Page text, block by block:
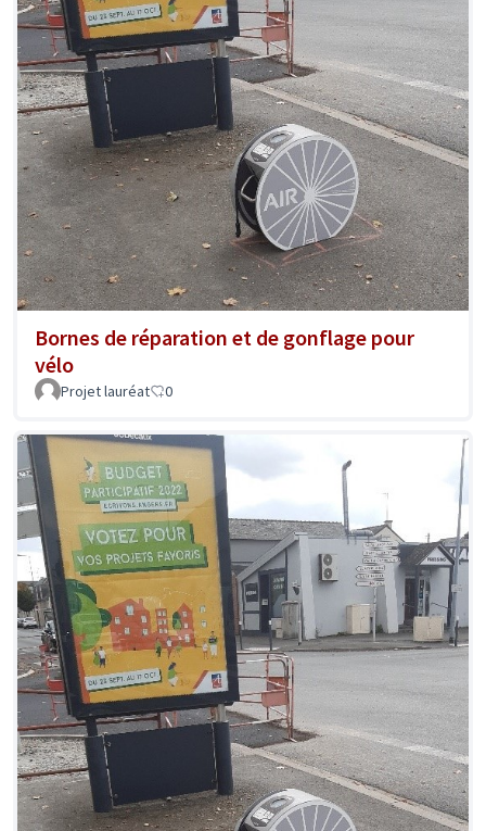
Bornes de réparation et de gonflage pour
vélo
Projet lauréat 0